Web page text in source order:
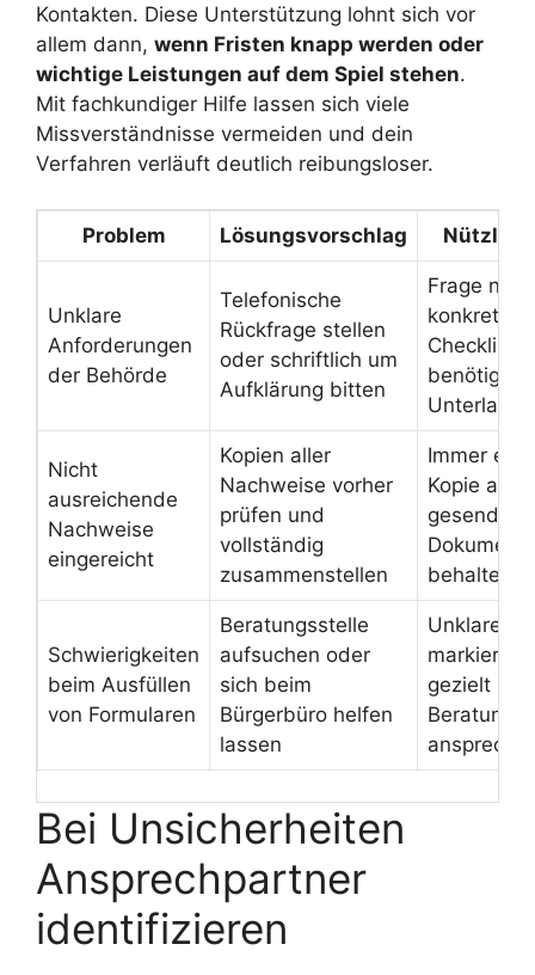
Kontakten. Diese Unterstützung lohnt sich vor
allem dann, wenn Fristen knapp werden oder
wichtige Leistungen auf dem Spiel stehen.
Mit fachkundiger Hilfe lassen sich viele
Missverständnisse vermeiden und dein
Verfahren verläuft deutlich reibungsloser.
Problem Lösungsvorschlag
Unklare
Anforderungen
der Behörde
Telefonische
Rückfrage stellen
oder schriftlich um
Aufklärung bitten
Frage
konkreten
Checkliste
benötigten
Unterlagen
Nicht
ausreichende
Nachweise
eingereicht
Kopien aller
Nachweise vorher
prüfen und
vollständig
zusammenstellen
Immer
Kopie aller
behalten
Schwierigkeiten
beim Ausfüllen
von Formularen
Beratungsstelle
aufsuchen oder
sich beim
Bürgerbüro helfen
lassen
Unklare
markieren
gezielt
Bei Unsicherheiten
Ansprechpartner
identifizieren